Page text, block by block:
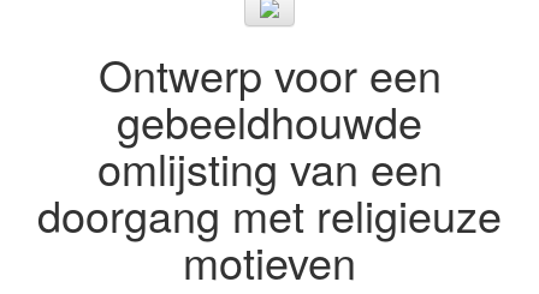
Ontwerp voor een
gebeeldhouwde
omlijsting van een
doorgang met religieuze
motieven